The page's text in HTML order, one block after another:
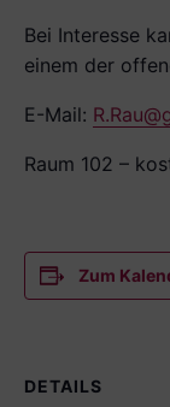
Bei Interesse
einem der
E-Mail:
Raum 102 –
Zum
DETAILS